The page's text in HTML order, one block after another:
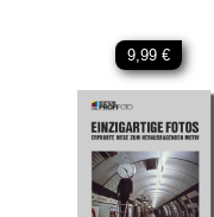
9,99 €